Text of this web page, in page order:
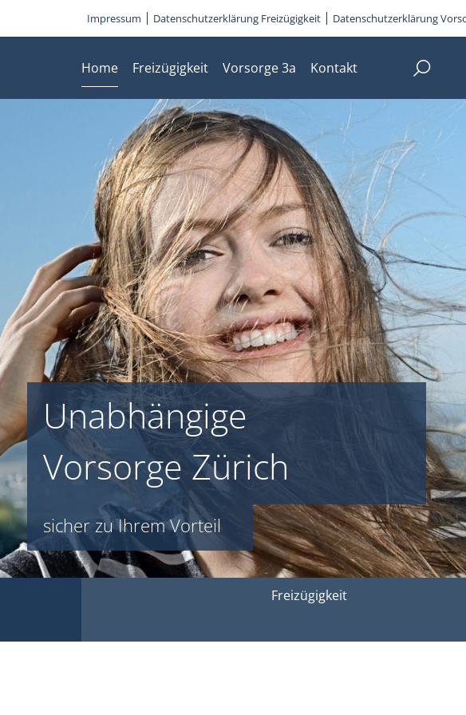
Impressum Datenschutzerklärung Freizügigkeit Datenschutzerklärung
Home Freizügigkeit Vorsorge 3a Kontakt
Unabhängige
Vorsorge Zürich
sicher zu Ihrem Vorteil
Freizügigkeit